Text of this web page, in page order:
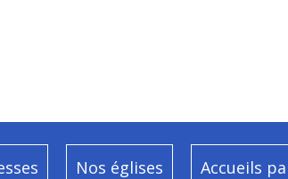
Nos églises Accueils